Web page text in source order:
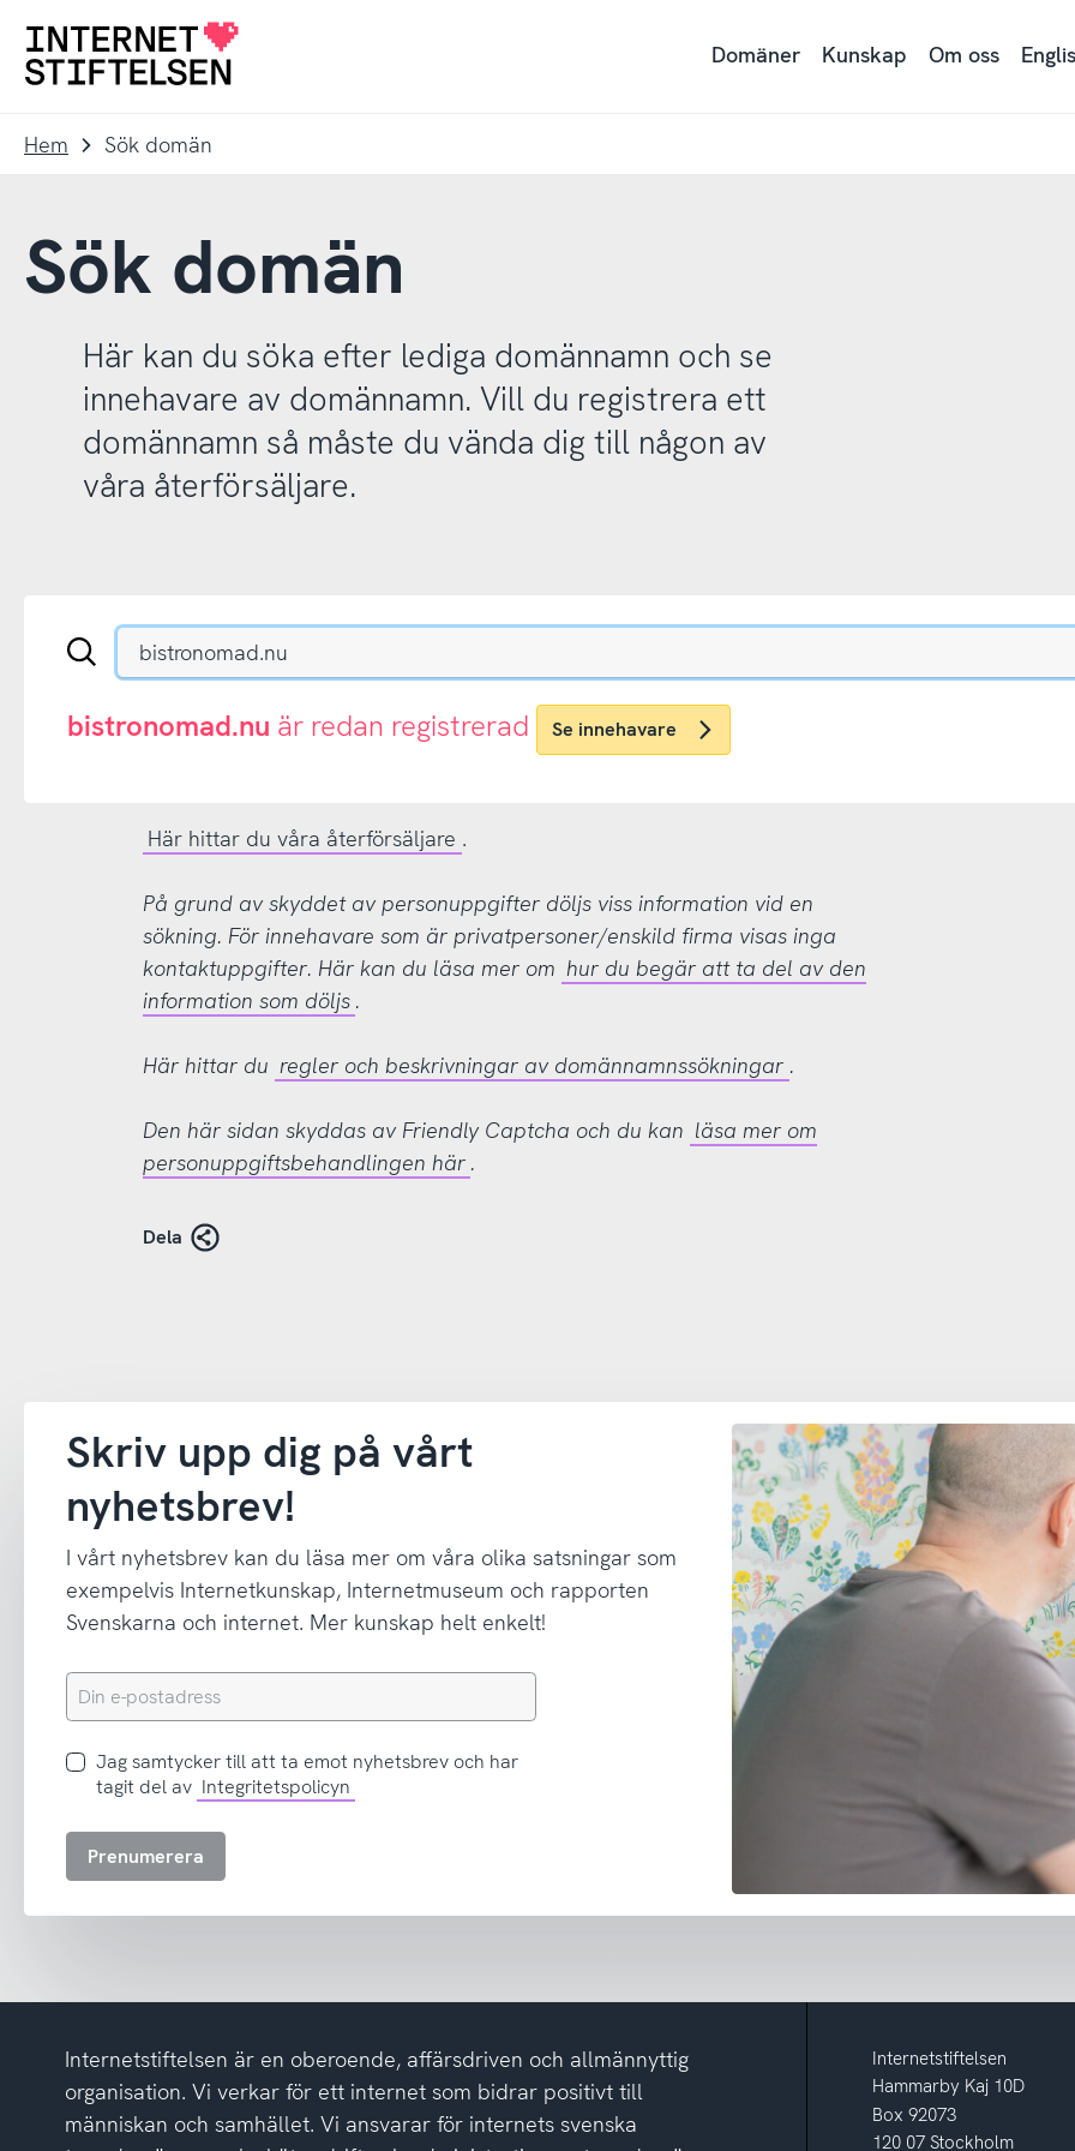
navigering
innehåll
Till
Domäner Kunskap Om oss
Hem Sök domän
Sök domän
Här kan du söka efter lediga domännamn och se
innehavare av domännamn. Vill du registrera ett
domännamn så måste du vända dig till någon av
våra återförsäljare.
Sök
.se-
.nu-
bistronomad.nu är redan registrerad Se innehavare
Här hittar du våra återförsäljare .
På grund av skyddet av personuppgifter döljs viss information vid en
sökning. För innehavare som är privatpersoner/enskild firma visas inga
kontaktuppgifter. Här kan du läsa mer om hur du begär att ta del av den
information som döljs .
Här hittar du regler och beskrivningar av domännamnssökningar .
Den här sidan skyddas av Friendly Captcha och du kan läsa mer om
personuppgiftsbehandlingen här .
Dela
Skriv upp dig på vårt
nyhetsbrev!
I vårt nyhetsbrev kan du läsa mer om våra olika satsningar som
exempelvis Internetkunskap, Internetmuseum och rapporten
Svenskarna och internet. Mer kunskap helt enkelt!
Din
e-
Jag
samtycker
att
nyhetsbrev
tagit
av
integritetspolicyn
Jag samtycker till att ta emot nyhetsbrev och har
tagit del av Integritetspolicyn
Prenumerera
Internetstiftelsen är en oberoende, affärsdriven och allmännyttig
organisation. Vi verkar för ett internet som bidrar positivt till
människan och samhället. Vi ansvarar för internets svenska
Internetstiftelsen
Hammarby Kaj 10D
Box 92073
120 07 Stockholm